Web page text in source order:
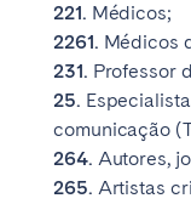
221. Médicos;
2261. Médicos
231. Professor
25.
comunicação
264. Autores,
265. Artistas